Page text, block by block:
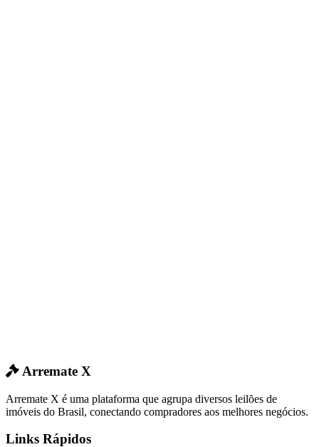
Arremate X
Arremate X é uma plataforma que agrupa diversos leilões de
imóveis do Brasil, conectando compradores aos melhores negócios.
Links Rápidos